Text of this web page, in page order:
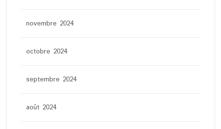
novembre 2024
octobre 2024
septembre 2024
août 2024